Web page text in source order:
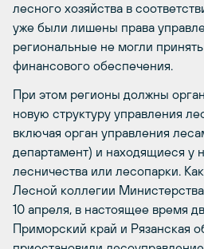
лесного хозяйства в
уже были лишены права
региональные не могли
финансового обеспечения.
При этом регионы должны
новую структуру управления
включая орган управления
департамент) и находящиеся у
лесничества или лесопарки.
Лесной коллегии
10 апреля, в настоящее время
Приморский край и Рязанская